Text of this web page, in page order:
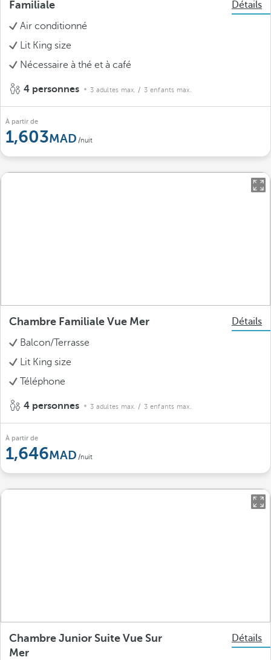
Familiale
Détails
Air conditionné
Lit King size
Nécessaire à thé et à café
4 personnes 3 adultes max. / 3 enfants max.
À partir de
1,603 /nuit
Chambre Familiale Vue Mer
Détails
Balcon/Terrasse
Lit King size
Téléphone
4 personnes 3 adultes max. / 3 enfants max.
À partir de
1,646 /nuit
Chambre Junior Suite Vue Sur
Mer
Détails